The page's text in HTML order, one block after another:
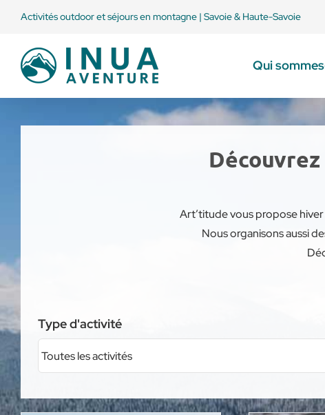
contenu
Activités outdoor et séjours en montagne | Savoie & Haute-Savoie
Qui
Art’titude vous propose
Nous organisons aussi
Type d'activité